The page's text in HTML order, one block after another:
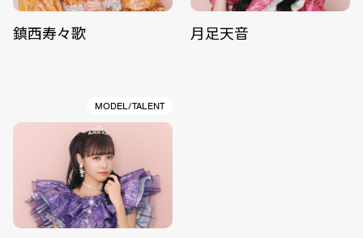
鎮西寿々歌 月足天音
MODEL/TALENT